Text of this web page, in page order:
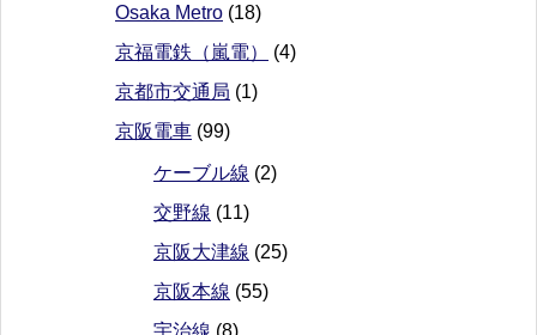
Osaka Metro (18)
京福電鉄（嵐電）
(4)
京都市交通局 (1)
京阪電車 (99)
ケーブル線 (2)
交野線 (11)
京阪大津線 (25)
京阪本線 (55)
宇治線 (8)